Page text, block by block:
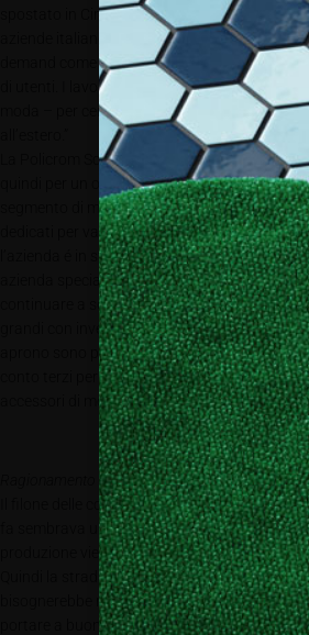
spostato in Cina avendo costi di produzione
aziende italiane se non si sono creati la loro
demand come la cover singola o le 2, 3 o 10
di utenti. I lavori corporate – la banca,
moda – per centianai o migliaia di copie
La Policrom Screens S.p.A. consiglia per una
quindi per un operatore che vorrebbe fare i
segmento di mercato – i forni della ditta
dedicati per varie tipologie di applicazioni.
l’azienda é in stretta collaborazione tecnica
azienda specializzata nella produzione di
continuare a soddisfare la corrente
grandi con investimenti a partire da 30.000
aprono sono parecchi: potrebbe essere il
conto terzi per l’industria o la realizzazione
accessori di moto, auto, arredo, moda.
Ragionamento finale
Il filone delle cover per smartphone si è
fa sembrava un mercato interminabile – e lo
produzione viene spostata in paesi con
Quindi la strada per un azienda europea
bisognerebbe ragionare in modo strategico.
portare a buon termine un progetto. Ci